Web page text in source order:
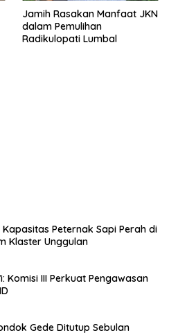
Jamih Rasakan Manfaat JKN
dalam Pemulihan
Radikulopati Lumbal
Peternak Sapi Perah di
Klaster Unggulan
Komisi III Perkuat Pengawasan
Gede Ditutup Sebulan